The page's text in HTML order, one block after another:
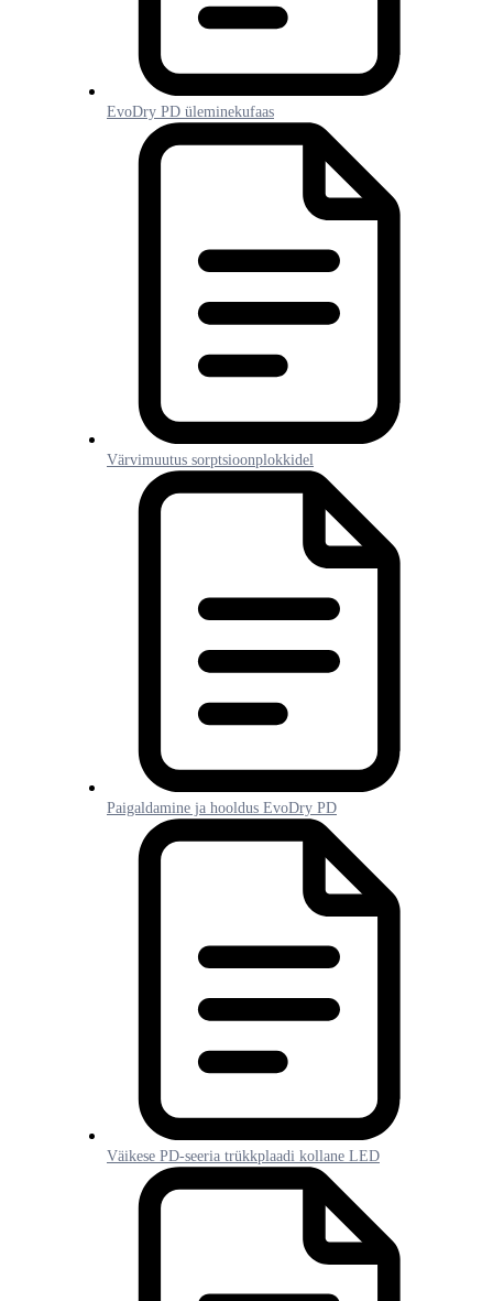
EvoDry PD üleminekufaas
Värvimuutus sorptsioonplokkidel
Paigaldamine ja hooldus EvoDry PD
Väikese PD-seeria trükkplaadi kollane LED